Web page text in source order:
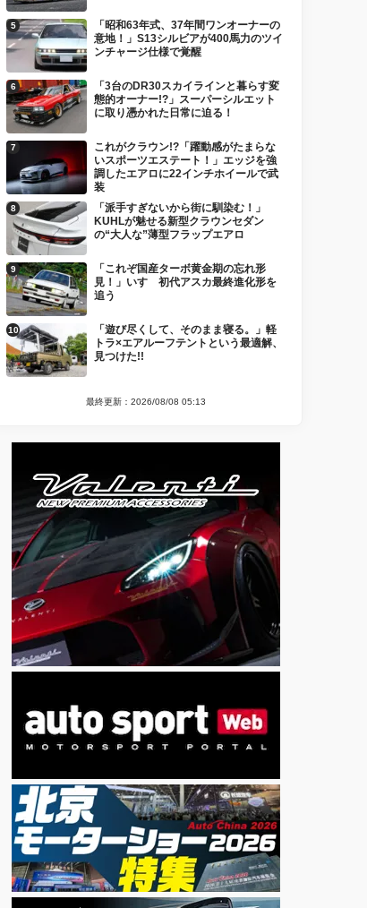
「昭和63年式、37年間ワンオーナーの
意地！」S13シルビアが400馬力のツイ
ンチャージ仕様で覚醒
「3台のDR30スカイラインと暮らす変
態的オーナー!?」スーパーシルエット
に取り憑かれた日常に迫る！
これがクラウン!?「躍動感がたまらな
いスポーツエステート！」エッジを強
調したエアロに22インチホイールで武
装
「派手すぎないから街に馴染む！」
KUHLが魅せる新型クラウンセダン
の“大人な”薄型フラップエアロ
「これぞ国産ターボ黄金期の忘れ形
見！」いすゞ初代アスカ最終進化形を
追う
「遊び尽くして、そのまま寝る。」軽
トラ×エアルーフテントという最適解、
見つけた!!
最終更新：2026/08/08 05:13